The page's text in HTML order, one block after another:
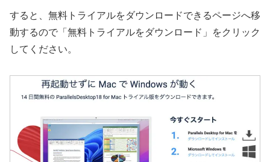
すると、無料トライアルをダウンロードできるページへ移
動するので「無料トライアルをダウンロード」をクリック
してください。